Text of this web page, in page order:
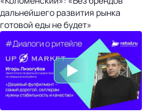
дальнейшего развития рынка
готовой еды не будет»